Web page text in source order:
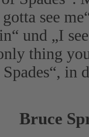
see
und „I
thing
Spades“, in
Bruce